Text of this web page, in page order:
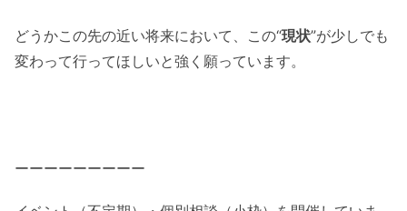
どうかこの先の近い将来において、この“現状”が少しでも
変わって行ってほしいと強く願っています。
ーーーーーーーーー